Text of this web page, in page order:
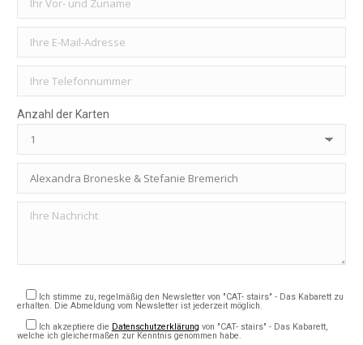
Anzahl der Karten
Ich stimme zu, regelmäßig den Newsletter von "CAT- stairs" - Das Kabarett zu
erhalten. Die Abmeldung vom Newsletter ist jederzeit möglich.
Ich akzeptiere die Datenschutzerklärung von "CAT- stairs" - Das Kabarett,
welche ich gleichermaßen zur Kenntnis genommen habe.